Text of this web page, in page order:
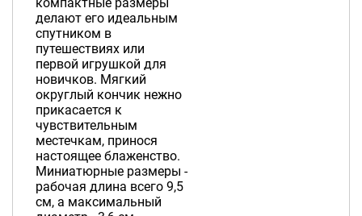
делают его идеальным
спутником в
путешествиях или
первой игрушкой для
новичков. Мягкий
округлый кончик нежно
прикасается к
чувствительным
местечкам, принося
настоящее блаженство.
Миниатюрные размеры -
рабочая длина всего 9,5
см, а максимальный